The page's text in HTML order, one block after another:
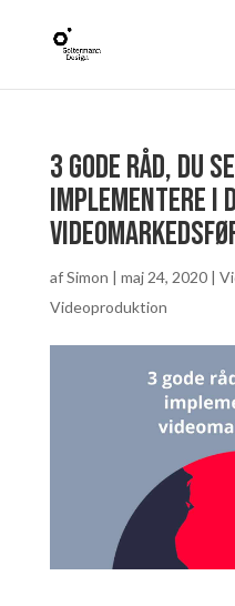
3 gode råd, du
implementere i
afSimon | maj 24, 2020|
Videoproduktion